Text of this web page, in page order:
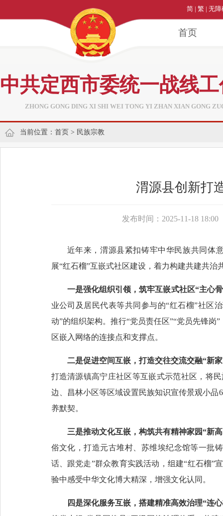
简 | 繁 | 无障
首页
中共定西市委统一战线
ZHONG GONG DING XI SHI WEI TONG YI ZHAN XIAN GONG
当前位置： 首页 > 民族宗教
渭源县创新打
发布时间：2025-11-18 18:00
近年来，渭源县紧扣铸牢中华民族共同体
展“红石榴”互嵌式社区建设，着力构建共建共
一是强化组织引领，筑牢互嵌式社区“主心
业公司及居民代表等共同参与的“红石榴”社区
动”的组织架构。推行“党员责任区”“党员先锋
区嵌入网络的连接点和支撑点。
二是促进空间互嵌，打造交往交流交融“新
打造清源镇高宁庄社区等互嵌式示范社区，将
边、昌林小区等区域设置民族知识宣传景观小
养默契。
三是推动文化互嵌，构筑共有精神家园“新
俗文化，打造元古堆村、苏维埃纪念馆等一批
话、跟党走”群众教育实践活动，组建“红石榴”
验中感受中华文化博大精深，增强文化认同。
四是深化服务互嵌，搭建精准高效治理“连